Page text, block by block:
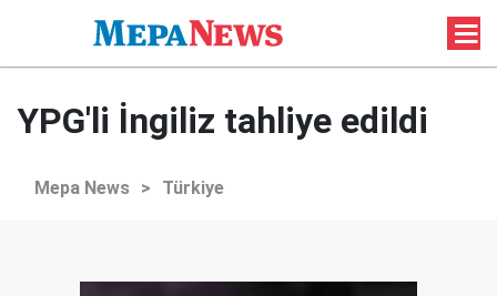
YPG'li İngiliz tahliye edildi
Mepa News > Türkiye